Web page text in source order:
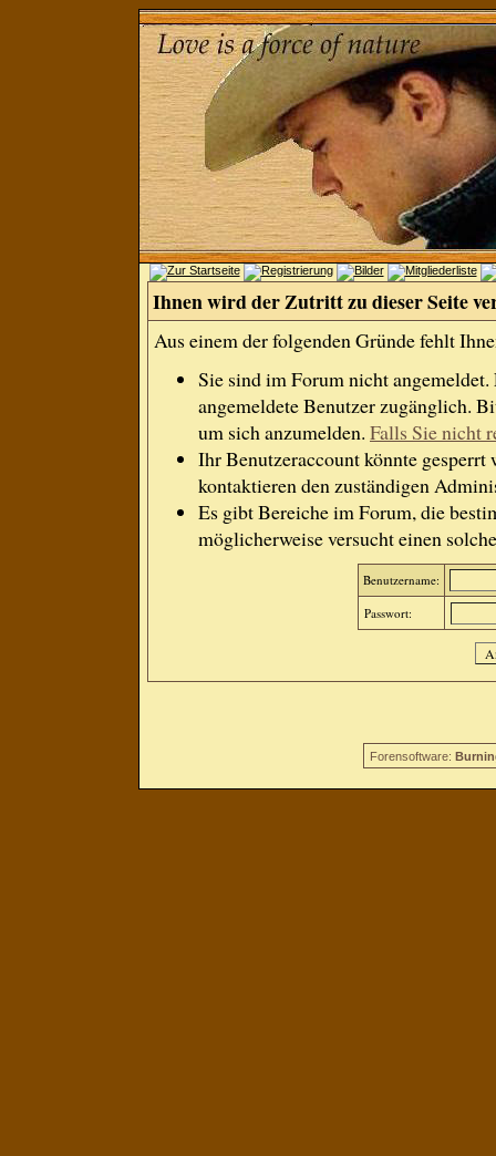
Ihnen wird der Zutritt zu dieser Seite
Aus einem der folgenden Gründe fehlt
Sie sind im Forum nicht
angemeldete Benutzer zugänglich.
um sich anzumelden. Falls Sie nicht
Ihr Benutzeraccount könnte gesperrt
kontaktieren den zuständigen
Es gibt Bereiche im Forum, die
möglicherweise versucht einen
Benutzername:
Passwort:
Forensoftware: